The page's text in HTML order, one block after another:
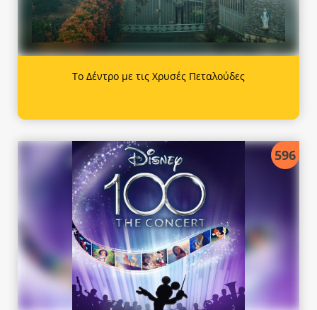
Το Δέντρο με τις Χρυσές Πεταλούδες
596